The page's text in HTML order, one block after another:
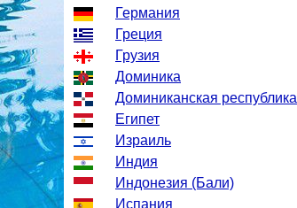
Германия
Греция
Грузия
Доминика
Доминиканская республика
Египет
Израиль
Индия
Индонезия (Бали)
Испания